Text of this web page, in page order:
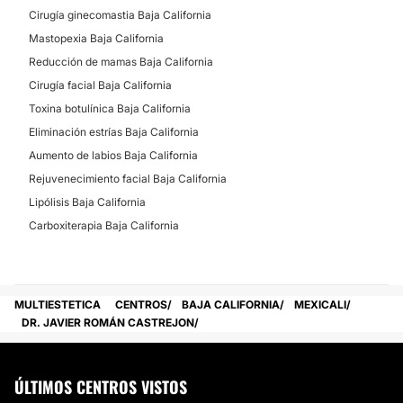
Cirugía ginecomastia Baja California
Mastopexia Baja California
Reducción de mamas Baja California
Cirugía facial Baja California
Toxina botulínica Baja California
Eliminación estrías Baja California
Aumento de labios Baja California
Rejuvenecimiento facial Baja California
Lipólisis Baja California
Carboxiterapia Baja California
MULTIESTETICA CENTROS BAJA CALIFORNIA
MEXICALI
DR. JAVIER ROMÁN CASTREJON
ÚLTIMOS CENTROS VISTOS